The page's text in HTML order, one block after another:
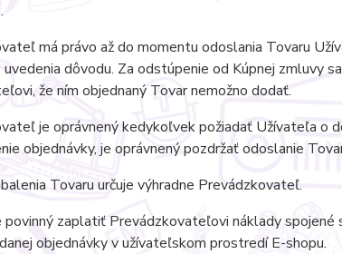
má právo až do momentu odoslania Tovaru
dôvodu. Za odstúpenie od Kúpnej zmluvy
že ním objednaný Tovar nemožno dodať.
je oprávnený kedykoľvek požiadať Užívateľa o
objednávky, je oprávnený pozdržať odoslanie
Tovaru určuje výhradne Prevádzkovateľ.
zaplatiť Prevádzkovateľovi náklady spojené
objednávky v užívateľskom prostredí E-shopu.